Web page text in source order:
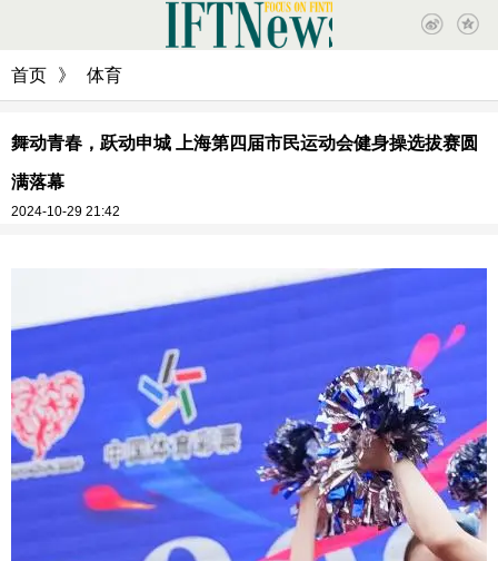
首页 》 体育
舞动青春，跃动申城 上海第四届市民运动会健身操选拔赛圆
满落幕
2024-10-29 21:42